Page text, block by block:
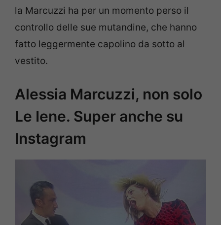
la Marcuzzi ha per un momento perso il
controllo delle sue mutandine, che hanno
fatto leggermente capolino da sotto al
vestito.
Alessia Marcuzzi, non solo
Le Iene. Super anche su
Instagram